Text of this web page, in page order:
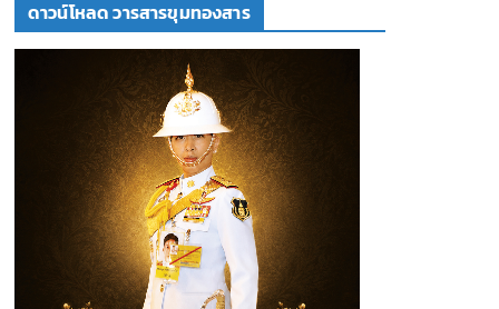
ดาวน์โหลด วารสารขุมทองสาร